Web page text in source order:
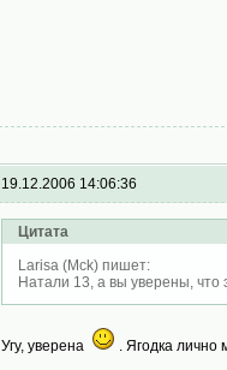
19.12.2006 14:06:36
Цитата
Larisa (Mck) пишет:
Натали 13, а вы уверены, что
Угу, уверена
. Ягодка лично